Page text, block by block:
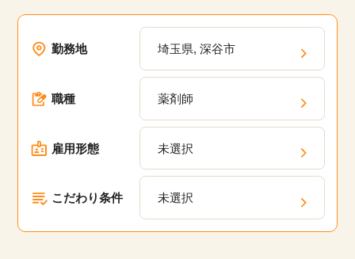
勤務地 埼玉県, 深谷市
職種 薬剤師
雇用形態 未選択
こだわり条件 未選択